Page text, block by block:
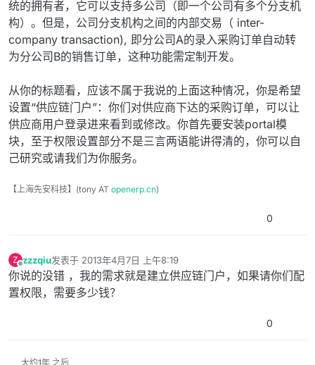
统的拥有者，它可以支持多公司（即一个公司有多个分支机
构）。但是，公司分支机构之间的内部交易（ inter-
company transaction), 即分公司A的录入采购订单自动转
为分公司B的销售订单，这种功能需定制开发。
从你的标题看，应该不属于我说的上面这种情况，你是希望
设置“供应链门户”：你们对供应商下达的采购订单，可以让
供应商用户登录进来看到或修改。你首先要安装portal模
块，至于权限设置部分不是三言两语能讲得清的，你可以自
己研究或请我们为你服务。
【上海先安科技】(tony AT openerp.cn)
0
Z
离线
zzzqiu发表于 2013年4月7日 上午8:19
最后由 编辑
你说的没错 ，我的需求就是建立供应链门户，如果请你们配
置权限，需要多少钱？
0
大约1年 之后